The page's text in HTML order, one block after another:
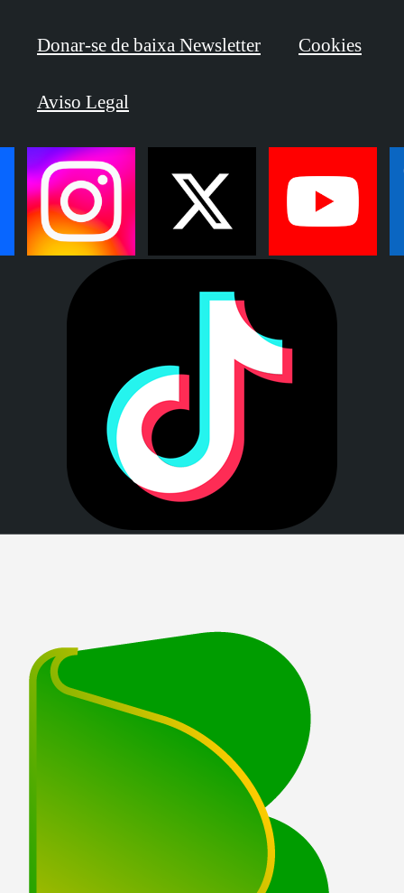
Donar-se de baixa Newsletter Cookies
Aviso Legal